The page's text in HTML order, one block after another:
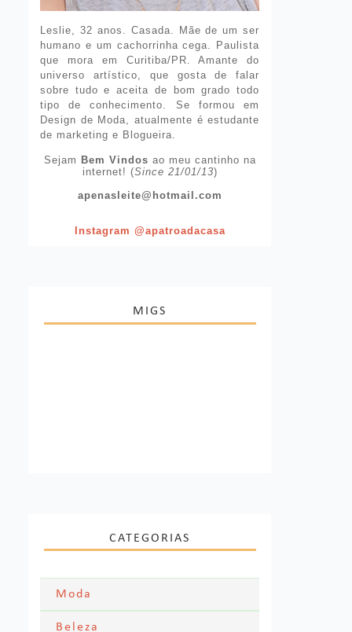
Leslie, 32 anos. Casada. Mãe de um ser
humano e um cachorrinha cega. Paulista
que mora em Curitiba/PR. Amante do
universo artístico, que gosta de falar
sobre tudo e aceita de bom grado todo
tipo de conhecimento. Se formou em
Design de Moda, atualmente é estudante
de marketing e Blogueira.
Sejam Bem Vindos ao meu cantinho na
internet! (Since 21/01/13)
apenasleite@hotmail.com
Instagram @apatroadacasa
MIGS
CATEGORIAS
Moda
Moda Festa
Beleza